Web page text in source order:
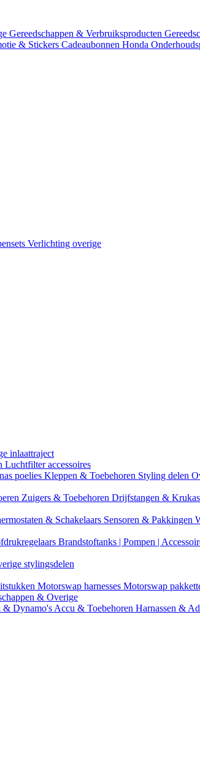
Gereedschappen & Verbruiksproducten
& Stickers Cadeaubonnen Honda
Verlichting overige
inlaattraject
Luchtfilter accessoires
poelies Kleppen & Toebehoren Styling delen
Zuigers & Toebehoren Drijfstangen &
& Schakelaars Sensoren & Pakkingen
Brandstoftanks | Pompen |
stylingsdelen
Motorswap harnesses Motorswap
& Overige
& Dynamo's Accu & Toebehoren Harnassen &